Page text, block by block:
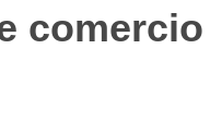
comercio